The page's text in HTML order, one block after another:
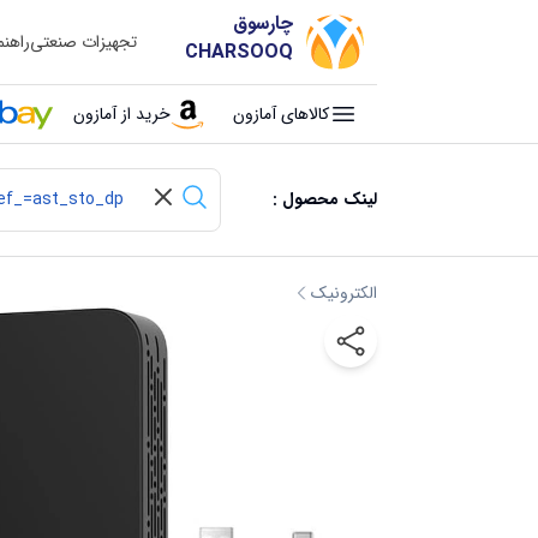
چارسوق
CHARSOOQ
تجهیزات صنعتی
کالاهای آمازون خرید از آمازون
لینک محصول :
الکترونیک